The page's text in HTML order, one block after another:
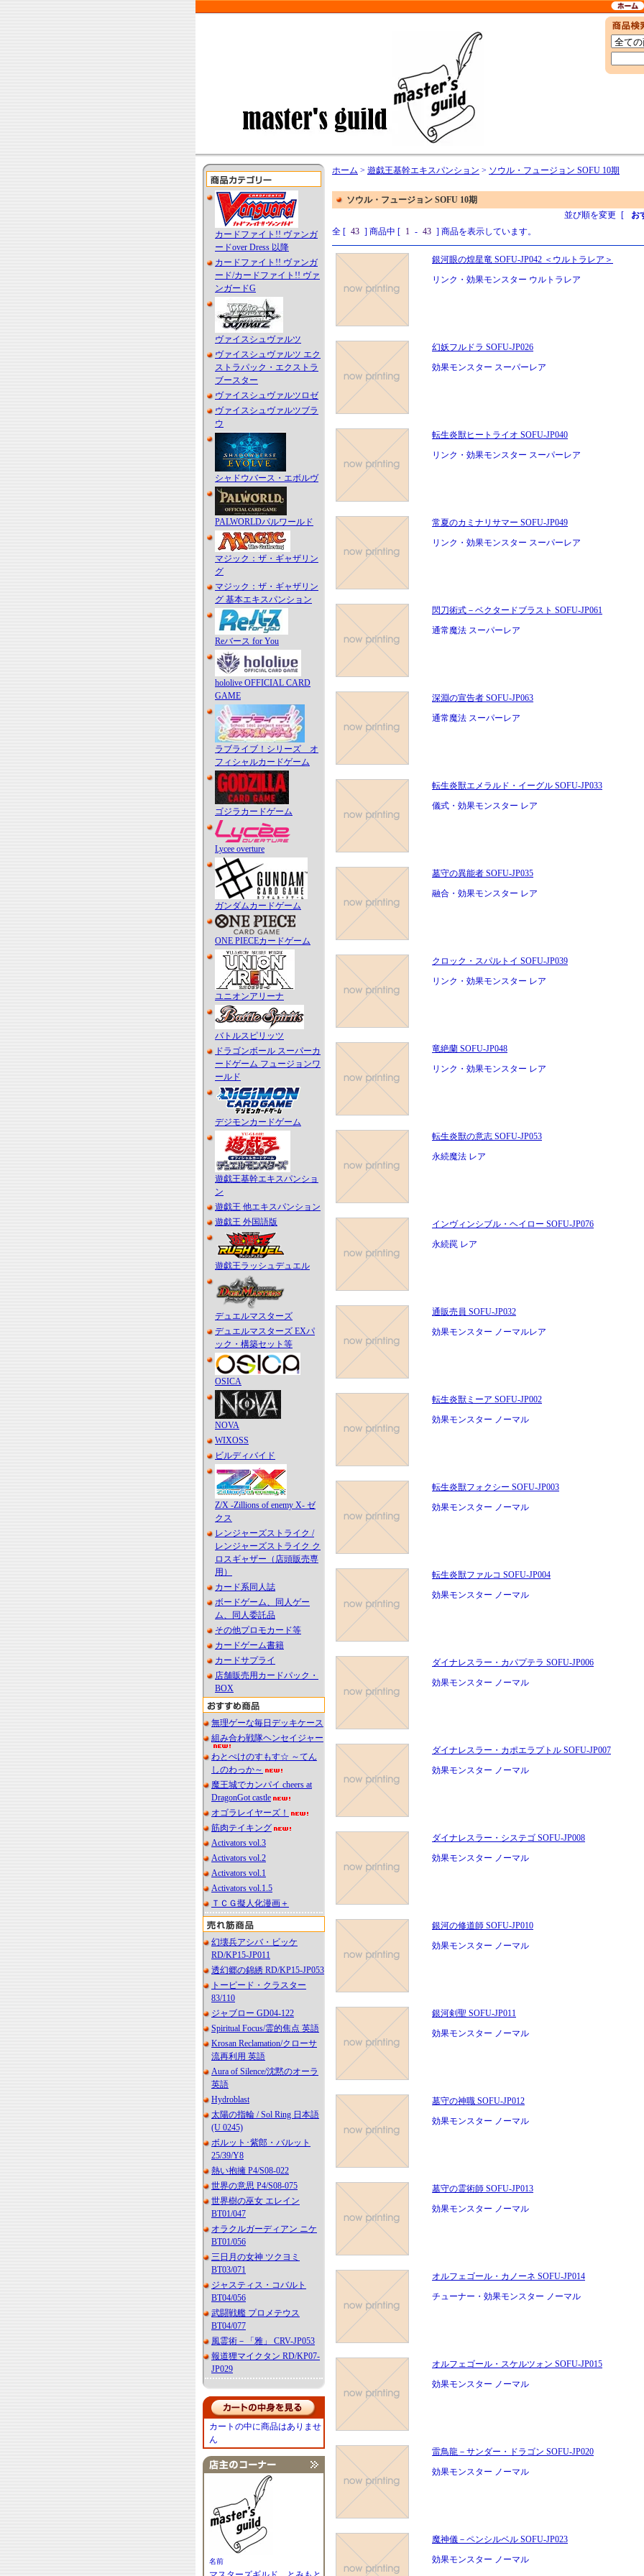
カードファイト!! ヴァンガ
ードover Dress 以降
カードファイト!! ヴァンガ
ード/カードファイト!! ヴァ
ンガードG
ヴァイスシュヴァルツ
ヴァイスシュヴァルツ エク
ストラパック・エクストラ
ブースター
ヴァイスシュヴァルツロゼ
ヴァイスシュヴァルツブラ
ウ
シャドウバース・エボルヴ
PALWORLDパルワールド
マジック：ザ・ギャザリン
グ
マジック：ザ・ギャザリン
グ 基本エキスパンション
Reバース for You
hololive OFFICIAL CARD
GAME
ラブライブ！シリーズ オ
フィシャルカードゲーム
ゴジラカードゲーム
Lycee overture
ガンダムカードゲーム
ONE PIECEカードゲーム
ユニオンアリーナ
バトルスピリッツ
ドラゴンボール スーパーカ
ードゲーム フュージョンワ
ールド
デジモンカードゲーム
遊戯王基幹エキスパンショ
ン
遊戯王 他エキスパンション
遊戯王 外国語版
遊戯王ラッシュデュエル
デュエルマスターズ
デュエルマスターズ EXパ
ック・構築セット等
OSICA
NOVA
WIXOSS
ビルディバイド
Z/X -Zillions of enemy X- ゼ
クス
レンジャーズストライク /
レンジャーズストライク ク
ロスギャザー（店頭販売専
用）
カード系同人誌
ボードゲーム、同人ゲー
ム、同人委託品
その他プロモカード等
カードゲーム書籍
カードサプライ
店舗販売用カードパック・
BOX
無理ゲーな毎日デッキケース
組み合わ戦隊ヘンセイジャー
わとぺけのすもす☆ ～てん
しのわっか～
魔王城でカンパイ cheers at
DragonGot castle
オゴラレイヤーズ！
筋肉テイキング
Activators vol.3
Activators vol.2
Activators vol.1
Activators vol.1.5
ＴＣＧ擬人化漫画＋
幻壊兵アシバ・ビッケ
RD/KP15-JP011
透幻郷の錦綉 RD/KP15-JP053
トーピード・クラスター
83/110
ジャブロー GD04-122
Spiritual Focus/霊的焦点 英語
Krosan Reclamation/クローサ
流再利用 英語
Aura of Silence/沈黙のオーラ
英語
Hydroblast
太陽の指輪 / Sol Ring 日本語
(U 0245)
ボルット･紫郎・バルット
25/39/Y8
熱い抱擁 P4/S08-022
世界の意思 P4/S08-075
世界樹の巫女 エレイン
BT01/047
オラクルガーディアン ニケ
BT01/056
三日月の女神 ツクヨミ
BT03/071
ジャスティス・コバルト
BT04/056
武闘戦艦 プロメテウス
BT04/077
風霊術－「雅」 CRV-JP053
報道狸マイクタン RD/KP07-
JP029
カートの中に商品はありませ
ん
名前
ホーム > 遊戯王基幹エキスパンション > ソウル・フュージョン SOFU 10期
ソウル・フュージョン SOFU 10期
並び順を変更 [ お
全 [ 43 ] 商品中 [ 1 - 43 ] 商品を表示しています。
銀河眼の煌星竜 SOFU-JP042 ＜ウルトラレア＞
リンク・効果モンスター ウルトラレア
幻妖フルドラ SOFU-JP026
効果モンスター スーパーレア
転生炎獣ヒートライオ SOFU-JP040
リンク・効果モンスター スーパーレア
常夏のカミナリサマー SOFU-JP049
リンク・効果モンスター スーパーレア
閃刀術式－ベクタードブラスト SOFU-JP061
通常魔法 スーパーレア
深淵の宣告者 SOFU-JP063
通常魔法 スーパーレア
転生炎獣エメラルド・イーグル SOFU-JP033
儀式・効果モンスター レア
墓守の異能者 SOFU-JP035
融合・効果モンスター レア
クロック・スパルトイ SOFU-JP039
リンク・効果モンスター レア
竜絶蘭 SOFU-JP048
リンク・効果モンスター レア
転生炎獣の意志 SOFU-JP053
永続魔法 レア
インヴィンシブル・ヘイロー SOFU-JP076
永続罠 レア
通販売員 SOFU-JP032
効果モンスター ノーマルレア
転生炎獣ミーア SOFU-JP002
効果モンスター ノーマル
転生炎獣フォクシー SOFU-JP003
効果モンスター ノーマル
転生炎獣ファルコ SOFU-JP004
効果モンスター ノーマル
ダイナレスラー・カパプテラ SOFU-JP006
効果モンスター ノーマル
ダイナレスラー・カポエラプトル SOFU-JP007
効果モンスター ノーマル
ダイナレスラー・システゴ SOFU-JP008
効果モンスター ノーマル
銀河の修道師 SOFU-JP010
効果モンスター ノーマル
銀河剣聖 SOFU-JP011
効果モンスター ノーマル
墓守の神職 SOFU-JP012
効果モンスター ノーマル
墓守の霊術師 SOFU-JP013
効果モンスター ノーマル
オルフェゴール・カノーネ SOFU-JP014
チューナー・効果モンスター ノーマル
オルフェゴール・スケルツォン SOFU-JP015
効果モンスター ノーマル
雷鳥龍－サンダー・ドラゴン SOFU-JP020
効果モンスター ノーマル
魔神儀－ペンシルベル SOFU-JP023
効果モンスター ノーマル